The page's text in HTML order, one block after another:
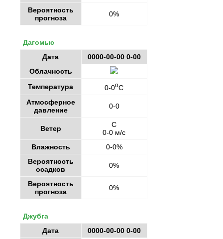
Вероятность
прогноза
0%
Дагомыс
Дата
0000-00-00 0-00
Облачность
Температура
0-0oC
Атмосферное
давление
0-0
Ветер
С
0-0 м/с
Влажность
0-0%
Вероятность
осадков
0%
Вероятность
прогноза
0%
Джубга
Дата
0000-00-00 0-00